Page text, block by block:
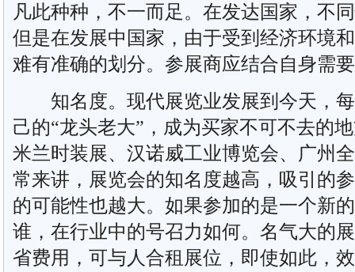
凡此种种，不一而足。在发达国家，不
但是在发展中国家，由于受到经济环境
难有准确的划分。参展商应结合自身需
知名度。现代展览业发展到今天，每
己的“龙头老大”，成为买家不可不去的
米兰时装展、汉诺威工业博览会、广州
常来讲，展览会的知名度越高，吸引的
的可能性也越大。如果参加的是一个新
谁，在行业中的号召力如何。名气大的
省费用，可与人合租展位，即使如此，